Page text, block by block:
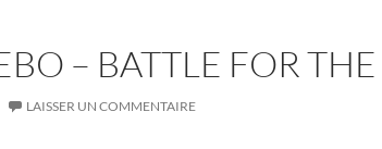
– BATTLE FOR
LAISSER UN COMMENTAIRE